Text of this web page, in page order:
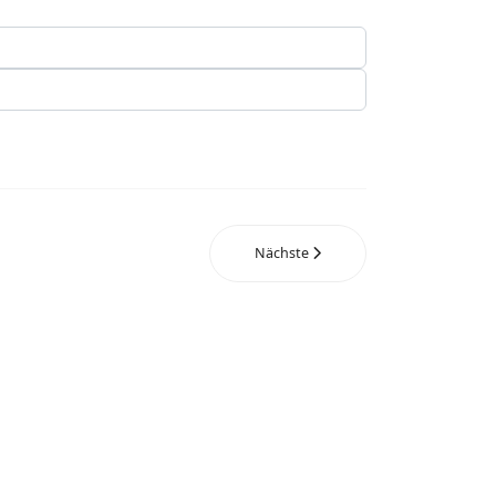
Nächste